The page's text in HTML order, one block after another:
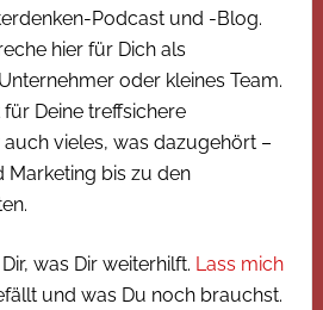
Podcast und -Blog.
hier für Dich als
oder kleines Team.
Deine treffsichere
vieles, was dazugehört –
Marketing bis zu den
was Dir weiterhilft. Lass mich
und was Du noch brauchst.